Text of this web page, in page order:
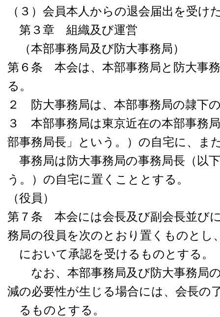
（３）会員本人からの退会届出を受け
第３章 組織及び運営
（本部事務局及び防大事務局）
第６条 本会は、本部事務局と防大事
る。
２ 防大事務局は、本部事務局の隷下
３ 本部事務局は東京近在の本部事務
部事務局長」という。）の自宅に、ま
事務局は防大事務局の事務局長（以
う。）の自宅に置くこととする。
（役員）
第７条 本会には会長及び副会長並び
務局の役員を次のとおり置くものとし
において承認を受けるものとする。
なお、本部事務局及び防大事務局
減の必要性が生じる場合には、会長の
るものとする。